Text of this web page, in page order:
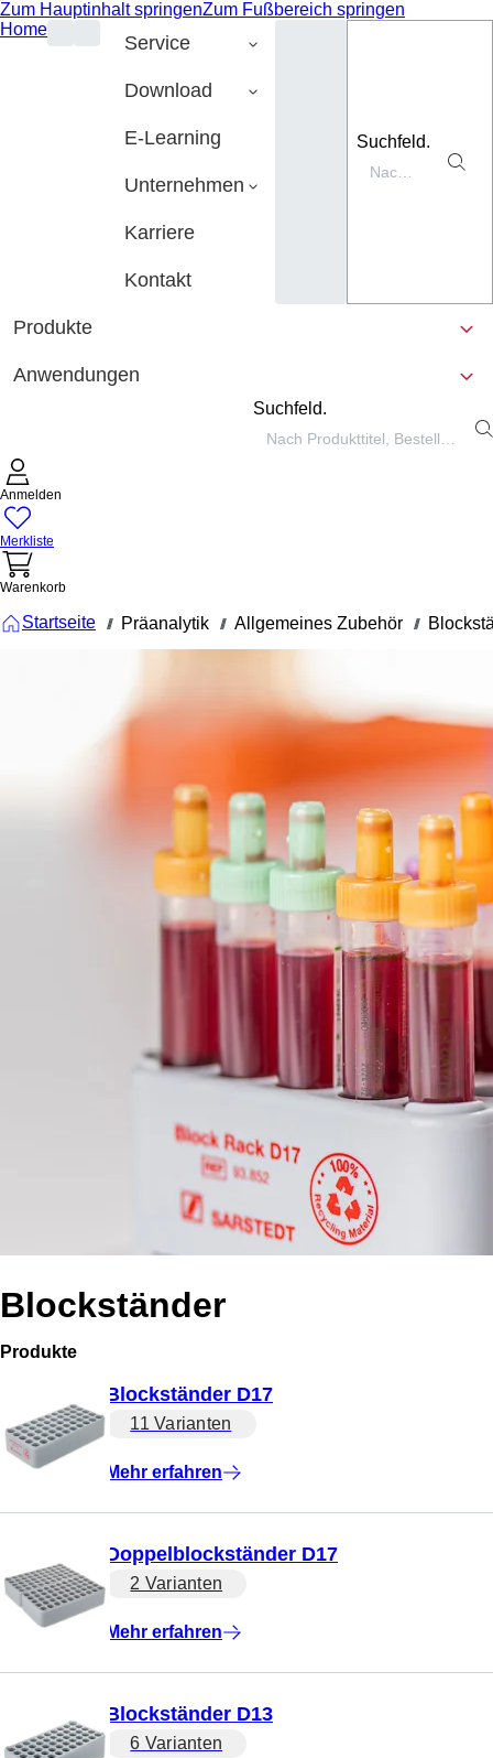
Zum Hauptinhalt springenZum Fußbereich springen
Home
Service
Download
E-Learning
Unternehmen
Karriere
Kontakt
Suchfeld.
Produkte
Anwendungen
Suchfeld.
Anmelden
Merkliste
Warenkorb
Startseite /// Präanalytik /// Allgemeines Zubehör ///
Blockständer
Produkte
Blockständer D17
11 Varianten
Mehr erfahren
Doppelblockständer D17
2 Varianten
Mehr erfahren
Blockständer D13
6 Varianten